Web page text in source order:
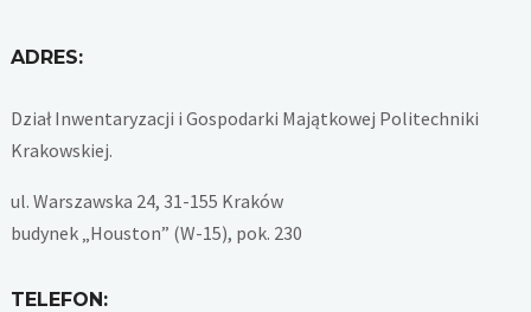
ADRES:
Dział Inwentaryzacji i Gospodarki Majątkowej Politechniki
Krakowskiej.
ul. Warszawska 24, 31-155 Kraków
budynek „Houston” (W-15), pok. 230
TELEFON: